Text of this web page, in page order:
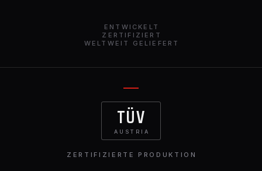
Bordsteinen und anderen Hindernissen kein Problem
ENTWICKELT
ZERTIFIZIERT
WELTWEIT GELIEFERT
TÜV
AUSTRIA
ZERTIFIZIERTE PRODUKTION